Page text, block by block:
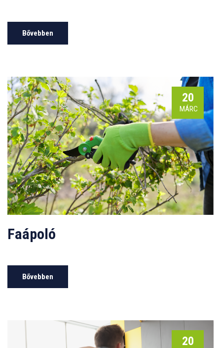
Bővebben
20
MÁRC
Faápoló
Bővebben
20